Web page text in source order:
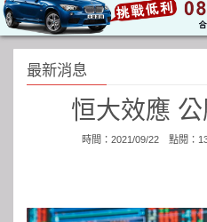
最新消息
恒大效應
時間：2021/09/22 點閱：